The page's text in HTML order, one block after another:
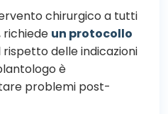
chirurgico a tutti
richiede un protocollo
rispetto delle indicazioni
è
problemi post-